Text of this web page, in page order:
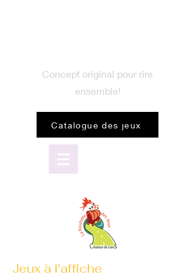
Concept original pour rire
ensemble!
Catalogue des jeux
Jeux à l'affiche